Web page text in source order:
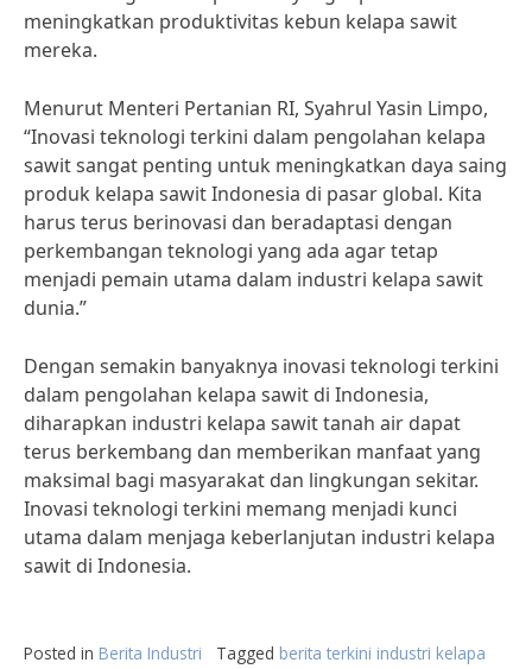
meningkatkan produktivitas kebun kelapa sawit
mereka.
Menurut Menteri Pertanian RI, Syahrul Yasin Limpo,
“Inovasi teknologi terkini dalam pengolahan kelapa
sawit sangat penting untuk meningkatkan daya saing
produk kelapa sawit Indonesia di pasar global. Kita
harus terus berinovasi dan beradaptasi dengan
perkembangan teknologi yang ada agar tetap
menjadi pemain utama dalam industri kelapa sawit
dunia.”
Dengan semakin banyaknya inovasi teknologi terkini
dalam pengolahan kelapa sawit di Indonesia,
diharapkan industri kelapa sawit tanah air dapat
terus berkembang dan memberikan manfaat yang
maksimal bagi masyarakat dan lingkungan sekitar.
Inovasi teknologi terkini memang menjadi kunci
utama dalam menjaga keberlanjutan industri kelapa
sawit di Indonesia.
Posted in Berita Industri Tagged berita terkini industri kelapa